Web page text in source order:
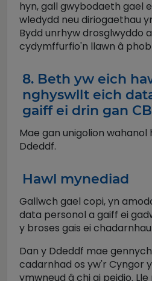
hyn, gall gwybodaeth gael
wledydd neu diriogaethau
Bydd unrhyw drosglwyddo
cydymffurfio'n llawn â
8. Beth yw eich
nghyswllt eich
gaiff ei drin gan
Mae gan unigolion wahanol
Ddeddf.
Hawl mynediad
Gallwch gael copi, yn
data personol a gaiff ei
y broses gais ei
Dan y Ddeddf mae
cadarnhad os yw'r Cyngor
ymwneud â chi ai peidio.